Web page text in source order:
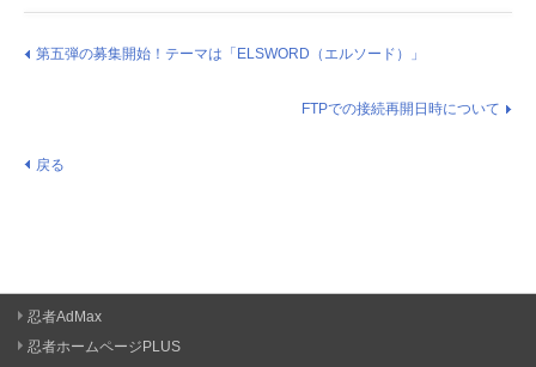
第五弾の募集開始！テーマは「ELSWORD（エルソード）」
FTPでの接続再開日時について
戻る
忍者AdMax
忍者ホームページPLUS